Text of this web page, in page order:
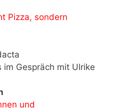
Pizza, sondern
im Gespräch mit Ulrike
und